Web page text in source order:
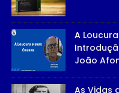
A
João
As Vidas